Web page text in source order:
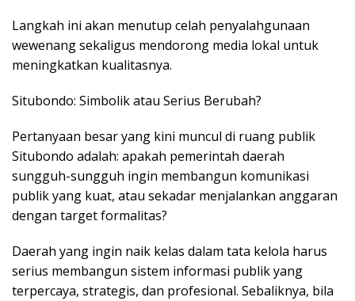
Langkah ini akan menutup celah penyalahgunaan
wewenang sekaligus mendorong media lokal untuk
meningkatkan kualitasnya.
Situbondo: Simbolik atau Serius Berubah?
Pertanyaan besar yang kini muncul di ruang publik
Situbondo adalah: apakah pemerintah daerah
sungguh-sungguh ingin membangun komunikasi
publik yang kuat, atau sekadar menjalankan anggaran
dengan target formalitas?
Daerah yang ingin naik kelas dalam tata kelola harus
serius membangun sistem informasi publik yang
terpercaya, strategis, dan profesional. Sebaliknya, bila